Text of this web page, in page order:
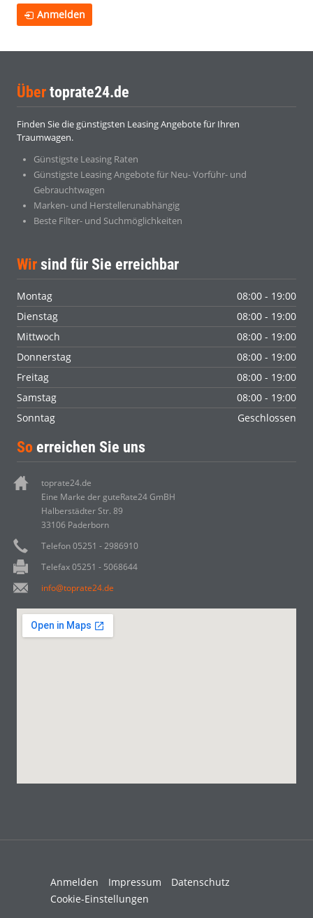
Anmelden
Über toprate24.de
Finden Sie die günstigsten Leasing Angebote für Ihren
Traumwagen.
Günstigste Leasing Raten
Günstigste Leasing Angebote für Neu- Vorführ- und
Gebrauchtwagen
Marken- und Herstellerunabhängig
Beste Filter- und Suchmöglichkeiten
Wir sind für Sie erreichbar
Montag
08:00 - 19:00
Dienstag
08:00 - 19:00
Mittwoch
08:00 - 19:00
Donnerstag
08:00 - 19:00
Freitag
08:00 - 19:00
Samstag
08:00 - 19:00
Sonntag
Geschlossen
So erreichen Sie uns
toprate24.de
Eine Marke der guteRate24 GmBH
Halberstädter Str. 89
33106 Paderborn
Telefon 05251 - 2986910
Telefax 05251 - 5068644
info@toprate24.de
Anmelden Impressum
Datenschutz
Cookie-Einstellungen